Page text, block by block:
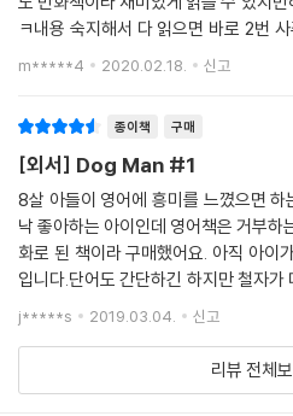
ㅋ내용 숙지해서 다 읽으면 바로 2번
이라 이 책을 재구매합니다~베스트셀
m*****4 2020.02.18. 신고
종이책 구매
[외서] Dog Man #1
8살 아들이 영어에 흥미를 느꼈으면
낙 좋아하는 아이인데 영어책은 거부
화로 된 책이라 구매했어요. 아직 아이
입니다.단어도 간단하긴 하지만 철자가
다보니 소리나는대로 변형을 시킨 것
다는 그냥 아이들
j*****s 2019.03.04. 신고
리뷰 전체